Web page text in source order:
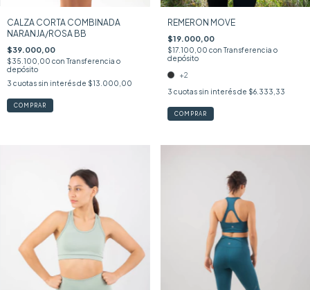
CALZA CORTA COMBINADA
NARANJA/ROSA BB
$39.000,00
$35.100,00 con Transferencia o
depósito
3 cuotas sin interés de $13.000,00
COMPRAR
REMERON MOVE
$19.000,00
$17.100,00 con Transferencia o
depósito
+2
3 cuotas sin interés de $6.333,33
COMPRAR